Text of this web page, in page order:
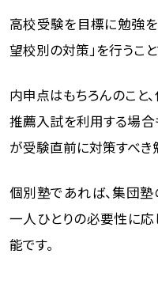
高校受験を目標に勉強を
望校別の対策」を行うこと
内申点はもちろんのこと
推薦入試を利用する場合
が受験直前に対策すべき
個別塾であれば、集団塾
一人ひとりの必要性に応
能です。